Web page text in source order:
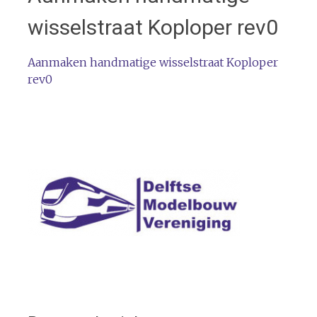
wisselstraat Koploper rev0
Aanmaken handmatige wisselstraat Koploper
rev0